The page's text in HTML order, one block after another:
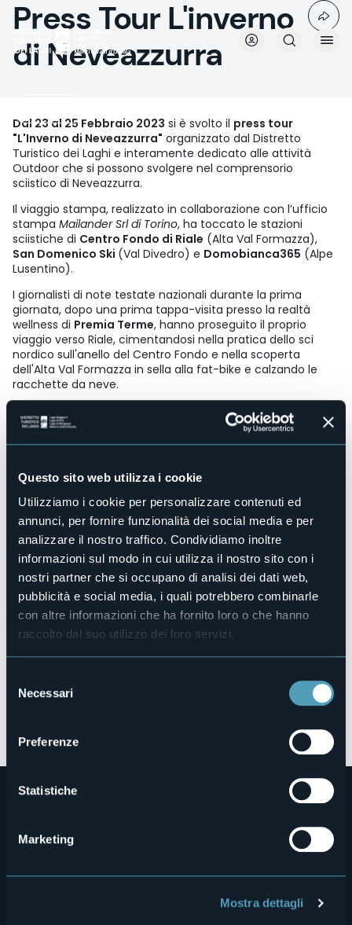
Questo sito web utilizza i cookie
Utilizziamo i cookie per personalizzare contenuti ed
annunci, per fornire funzionalità dei social media e per
analizzare il nostro traffico. Condividiamo inoltre
informazioni sul modo in cui utilizza il nostro sito con i
nostri partner che si occupano di analisi dei dati web,
pubblicità e social media, i quali potrebbero combinarle
con altre informazioni che ha fornito loro o che hanno
raccolto dal suo utilizzo dei loro servizi.
delNecessari
Preferenze
Statistiche
Marketing
Mostra dettagli
Salta
principale
Press Tour L'inverno
di Neveazzurra
Dal 23 al 25 Febbraio 2023 si è svolto il press tour
"L'Inverno di Neveazzurra" organizzato dal Distretto
Turistico dei Laghi e interamente dedicato alle attività
Outdoor che si possono svolgere nel comprensorio
sciistico di Neveazzurra.
Il viaggio stampa, realizzato in collaborazione con l’ufficio
stampa Mailander Srl di Torino, ha toccato le stazioni
sciistiche di Centro Fondo di Riale (Alta Val Formazza),
San Domenico Ski (Val Divedro) e Domobianca365 (Alpe
Lusentino).
I giornalisti di note testate nazionali durante la prima
giornata, dopo una prima tappa-visita presso la realtà
wellness di Premia Terme, hanno proseguito il proprio
viaggio verso Riale, cimentandosi nella pratica dello sci
nordico sull'anello del Centro Fondo e nella scoperta
dell'Alta Val Formazza in sella alla fat-bike e calzando le
racchette da neve.
Il giorno seguente, il gruppo si è trasferito in Val Divedro per
vivere in prima persona il ventaglio dell'offerta invernale
proposta da San Domenico Ski.
sciistica distante solo 15 minuti dal capoluogo ossolano,
Domobianca365.
Il Press Tour"L'inverno di Neveazzurra", è stata una prima
occasione divertente e dinamica per far scoprire alcune
stazioni sciistiche del comprensorio e per conoscere la
cultura dell'ospitalità alpina e dell'enogastronomica locale
nonchè l'offerta wellness delle Valli dell'Ossola.
In allegato qui sotto trovate gli articoli realizzati dai
Giornalisti Ospiti a seguito del tour. Buona lettura!
sciaremag_15.11.23.pdf
Enogastronomia